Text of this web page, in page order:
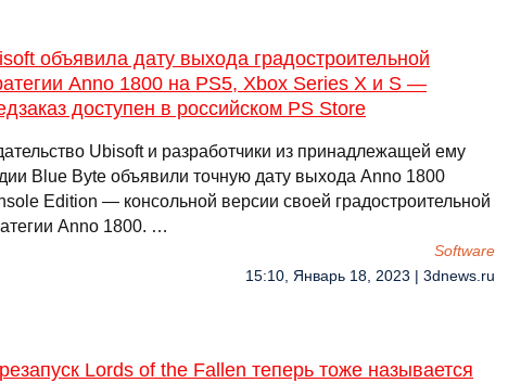
объявила дату выхода градостроительной
Anno 1800 на PS5, Xbox Series X и S —
доступен в российском PS Store
Ubisoft и разработчики из принадлежащей ему
Blue Byte объявили точную дату выхода Anno 1800
Edition — консольной версии своей градостроительной
Anno 1800. …
Software
15:10, Январь 18, 2023 | 3dnews.ru
Lords of the Fallen теперь тоже называется